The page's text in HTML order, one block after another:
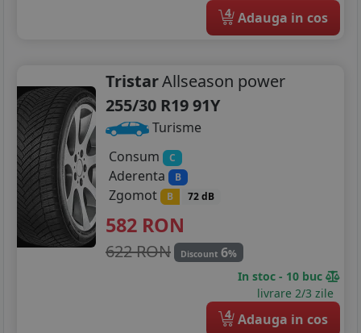
4 Adauga in cos
TristarAllseason power
255/30 R19 91Y
Turisme
Consum
C
Aderenta B
Zgomot B 72 dB
582 RON
622 RON Discount 6%
In stoc - 10 buc
livrare 2/3 zile
4 Adauga in cos